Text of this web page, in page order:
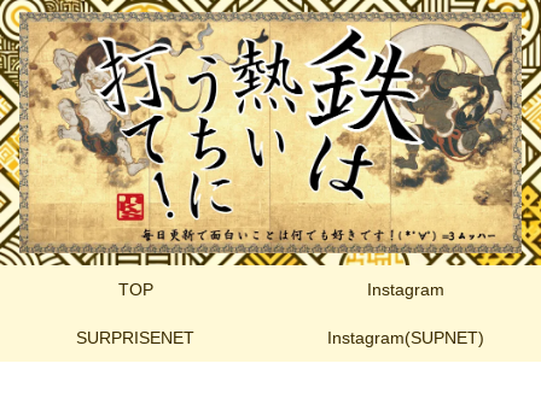
TOP Instagram
SURPRISENET Instagram(SUPNET)